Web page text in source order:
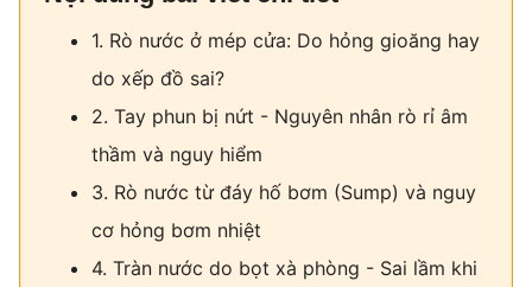
1. Rò nước ở mép cửa: Do hỏng gioăng hay
do xếp đồ sai?
2. Tay phun bị nứt - Nguyên nhân rò rỉ âm
thầm và nguy hiểm
3. Rò nước từ đáy hố bơm (Sump) và nguy
cơ hỏng bơm nhiệt
4. Tràn nước do bọt xà phòng - Sai lầm khi